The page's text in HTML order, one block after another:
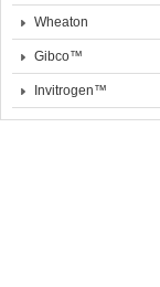
Wheaton
Gibco™
Invitrogen™